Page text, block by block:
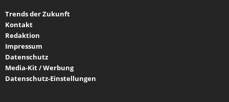
Trends der Zukunft
Kontakt
Redaktion
Impressum
Datenschutz
Media-Kit / Werbung
Datenschutz-Einstellungen